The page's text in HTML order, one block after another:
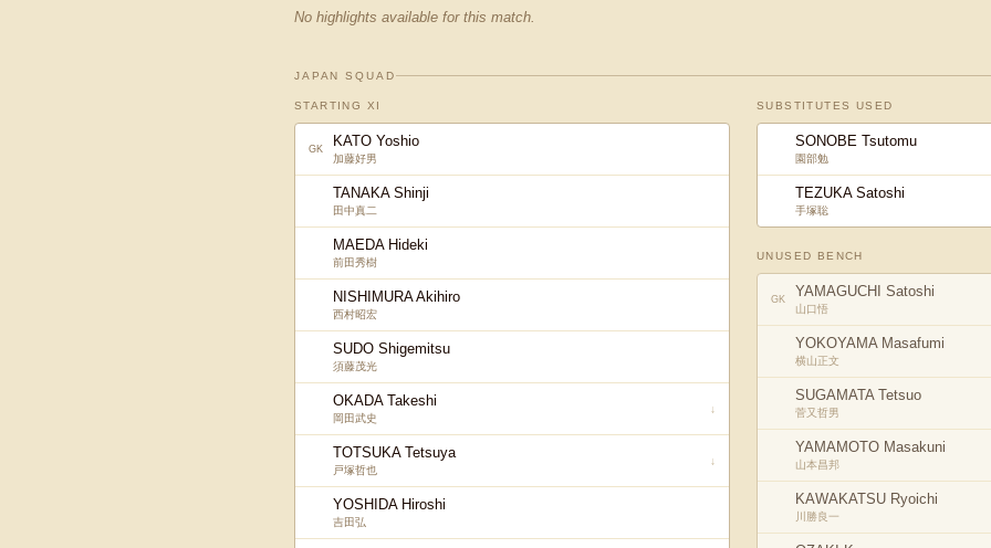
No highlights available for this match.
JAPAN SQUAD
STARTING XI
GK KATO Yoshio
加藤好男
TANAKA Shinji
田中真二
MAEDA Hideki
前田秀樹
NISHIMURA Akihiro
西村昭宏
SUDO Shigemitsu
須藤茂光
OKADA Takeshi
岡田武史
↓
TOTSUKA Tetsuya
戸塚哲也
↓
YOSHIDA Hiroshi
吉田弘
SUBSTITUTES USED
SONOBE Tsutomu
園部勉
TEZUKA Satoshi
手塚聡
UNUSED BENCH
GK YAMAGUCHI Satoshi
山口悟
YOKOYAMA Masafumi
横山正文
SUGAMATA Tetsuo
菅又哲男
YAMAMOTO Masakuni
山本昌邦
KAWAKATSU Ryoichi
川勝良一